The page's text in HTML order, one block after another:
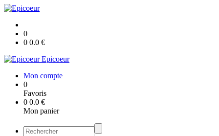
0
0 0.0 €
Epicoeur
Mon compte
0
Favoris
0 0.0 €
Mon panier